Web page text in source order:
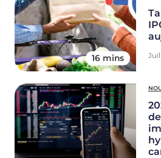
16 mins